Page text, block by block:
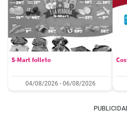
S-Mart folleto
04/08/2026 - 06/08/2026